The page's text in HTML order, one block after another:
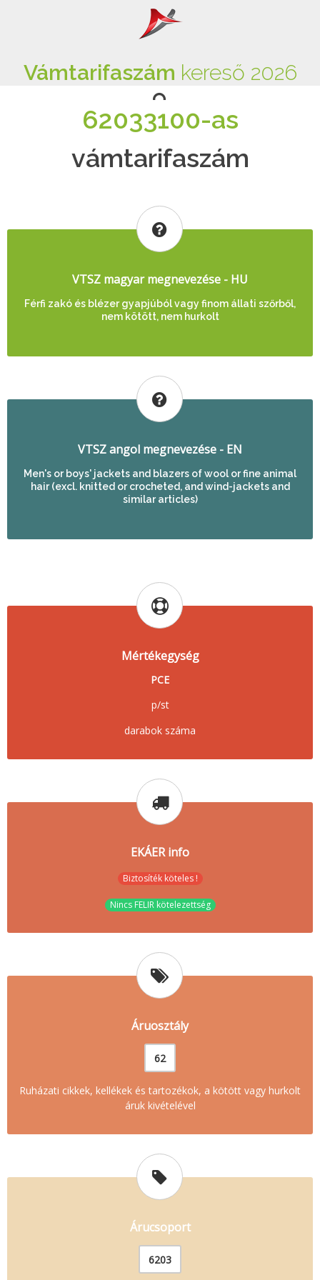
Vámtarifaszám kereső 2026
62033100-as
vámtarifaszám
VTSZ magyar megnevezése - HU
Férfi zakó és blézer gyapjúból vagy finom állati szőrből,
nem kötött, nem hurkolt
VTSZ angol megnevezése - EN
Men's or boys' jackets and blazers of wool or fine animal
hair (excl. knitted or crocheted, and wind-jackets and
similar articles)
Mértékegység
PCE
p/st
darabok száma
EKÁER info
Biztosíték köteles !
Nincs FELIR kötelezettség
Áruosztály
62
Ruházati cikkek, kellékek és tartozékok, a kötött vagy hurkolt
áruk kivételével
Árucsoport
6203